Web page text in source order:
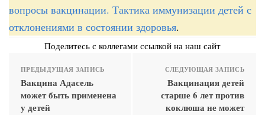
вопросы вакцинации. Тактика иммунизации детей с
отклонениями в состоянии здоровья.
Поделитесь с коллегами ссылкой на наш сайт
ПРЕДЫДУЩАЯ ЗАПИСЬ
Вакцина Адасель
может быть применена
у детей
СЛЕДУЮЩАЯ ЗАПИСЬ
Вакцинация детей
старше 6 лет против
коклюша не может